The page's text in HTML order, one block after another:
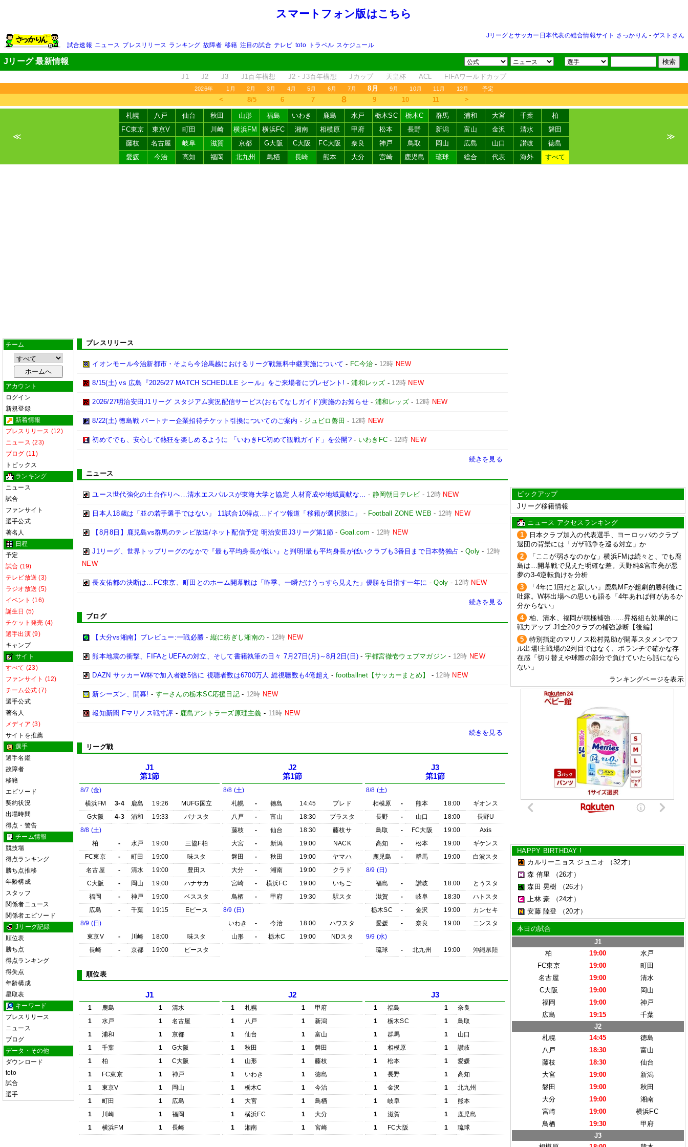
スマートフォン版はこちら
Jリーグとサッカー日本代表の総合情報サイト さっかりん - ゲストさん
試合速報 ニュース プレスリリース ランキング 故障者 移籍 注目の試合 テレビ toto トラベル スケジュール
Jリーグ 最新情報
J1 J2 J3 J1百年構想 J2・J3百年構想 Jカップ 天皇杯 ACL FIFAワールドカップ
2026年 1月 2月 3月 4月 5月 6月 7月 8月 9月 10月 11月 12月 予定
＜ 8/5 6 7 8 9 10 11 ＞
≪
札幌 八戸 仙台 秋田 山形 福島 いわき 鹿島 水戸 栃木SC 栃木C 群馬 浦和 大宮 千葉
柏
FC東京
東京V 町田 川崎 横浜FM 横浜FC 湘南 相模原 甲府 松本 長野 新潟 富山 金沢 清水
磐田
藤枝
名古屋 岐阜 滋賀 京都 G大阪 C大阪 FC大阪 奈良 神戸 鳥取 岡山 広島 山口 讃岐
徳島
愛媛
今治 高知 福岡 北九州 鳥栖 長崎 熊本 大分 宮崎 鹿児島 琉球 総合 代表 海外 すべて
≫
チーム
アカウント
ログイン
新規登録
新着情報
プレスリリース (12)
ニュース (23)
ブログ (11)
トピックス
ランキング
ニュース
試合
ファンサイト
選手公式
著名人
日程
予定
試合 (19)
テレビ放送 (3)
ラジオ放送 (5)
イベント (16)
誕生日 (5)
チケット発売 (4)
選手出演 (9)
キャンプ
サイト
すべて (23)
ファンサイト (12)
チーム公式 (7)
選手公式
著名人
メディア (3)
サイトを推薦
選手
選手名鑑
故障者
移籍
エピソード
契約状況
出場時間
得点・警告
チーム情報
競技場
得点ランキング
勝ち点推移
年齢構成
スタッフ
関係者ニュース
関係者エピソード
Jリーグ記録
順位表
勝ち点
得点ランキング
得失点
年齢構成
星取表
キーワード
プレスリリース
ニュース
ブログ
データ・その他
ダウンロード
toto
試合
選手
プレスリリース
イオンモール今治新都市・そよら今治馬越におけるリーグ戦無料中継実施について - FC今治 - 12時 NEW
8/15(土) vs 広島『2026/27 MATCH SCHEDULE シール』をご来場者にプレゼント! -浦和レッズ - 12時 NEW
2026/27明治安田J1リーグ スタジアム実況配信サービス(おもてなしガイド)実施のお知らせ- 浦和レッズ- 12時 NEW
8/22(土) 徳島戦 パートナー企業招待チケット引換についてのご案内 - ジュビロ磐田 - 12時 NEW
初めてでも、安心して熱狂を楽しめるように 「いわきFC初めて観戦ガイド」を公開?- いわきFC - 12時 NEW
続きを見る
ニュース
ユース世代強化の土台作りへ…清水エスパルスが東海大学と協定 人材育成や地域貢献な... - 静岡朝日テレビ - 12時 NEW
日本人18歳は「並の若手選手ではない」 11試合10得点…ドイツ報道「移籍が選択肢に」 - Football ZONE WEB - 12時 NEW
【8月8日】鹿児島vs群馬のテレビ放送/ネット配信予定 明治安田J3リーグ第1節 - Goal.com - 12時 NEW
J1リーグ、世界トップリーグのなかで『最も平均身長が低い』と判明!最も平均身長が低いクラブも3番目まで日本勢独占 -Qoly - 12時
NEW
長友佑都の決断は…FC東京、町田とのホーム開幕戦は「昨季、一瞬だけうっすら見えた」優勝を目指す一年に -Qoly - 12時 NEW
続きを見る
ブログ
【大分vs湘南】プレビュー:一戦必勝 - 縦に紡ぎし湘南の - 12時 NEW
熊本地震の衝撃、FIFAとUEFAの対立、そして書籍執筆の日々 7月27日(月)～8月2日(日) - 宇都宮徹壱ウェブマガジン - 12時 NEW
DAZN サッカーW杯で加入者数5倍に 視聴者数は6700万人 総視聴数も4億超え -footballnet【サッカーまとめ】 - 12時 NEW
新シーズン、開幕! - すーさんの栃木SC応援日記- 12時 NEW
報知新聞 Fマリノス戦寸評 - 鹿島アントラーズ原理主義 - 11時 NEW
続きを見る
リーグ戦
J1
第1節
8/7 (金)
横浜FM
3-4 鹿島 19:26
MUFG国立
G大阪
4-3 浦和 19:33
パナスタ
8/8 (土)
柏
- 水戸 19:00
三協F柏
FC東京
- 町田 19:00
味スタ
名古屋
- 清水 19:00
豊田ス
C大阪
- 岡山 19:00
ハナサカ
福岡
- 神戸 19:00
ベススタ
広島
- 千葉 19:15
Eピース
8/9 (日)
東京V
- 川崎 18:00
味スタ
長崎
- 京都 19:00 ピースタ
J2
第1節
8/8 (土)
札幌
- 徳島 14:45
プレド
八戸
- 富山 18:30
プラスタ
藤枝
- 仙台 18:30
藤枝サ
大宮
- 新潟 19:00
NACK
磐田
- 秋田 19:00
ヤマハ
大分
- 湘南 19:00
クラド
宮崎
- 横浜FC 19:00
いちご
鳥栖
- 甲府 19:30
駅スタ
8/9 (日)
いわき
- 今治 18:00
ハワスタ
山形
- 栃木C 19:00 NDスタ
J3
第1節
8/8 (土)
相模原
- 熊本 18:00
ギオンス
長野
- 山口 18:00
長野U
鳥取
- FC大阪 19:00
Axis
高知
- 松本 19:00
ギケンス
鹿児島
- 群馬 19:00
白波スタ
8/9 (日)
福島
- 讃岐 18:00
とうスタ
滋賀
- 岐阜 18:30
ハトスタ
栃木SC
- 金沢 19:00
カンセキ
愛媛
- 奈良 19:00
ニンスタ
9/9 (水)
琉球
- 北九州 19:00 沖縄県陸
順位表
J1
1 鹿島 1
清水
1
水戸 1
名古屋
1
浦和 1
京都
1
千葉 1
G大阪
1
柏 1
C大阪
1
FC東京 1
神戸
1
東京V 1
岡山
1
町田 1
広島
1
川崎 1
福岡
1
横浜FM 1 長崎
J2
1 札幌 1
甲府
1
八戸 1
新潟
1
仙台 1
富山
1
秋田 1
磐田
1
山形 1
藤枝
1
いわき 1
徳島
1
栃木C 1
今治
1
大宮 1
鳥栖
1
横浜FC 1
大分
1
湘南 1 宮崎
J3
1 福島 1
奈良
1
栃木SC 1
鳥取
1
群馬 1
山口
1
相模原 1
讃岐
1
松本 1
愛媛
1
長野 1
高知
1
金沢 1
北九州
1
岐阜 1
熊本
1
滋賀 1
鹿児島
1
FC大阪 1 琉球
ピックアップ
Jリーグ移籍情報
ニュース アクセスランキング
1
日本クラブ加入の代表選手、ヨーロッパのクラブ
退団の背景には「ガザ戦争を巡る対立」か
2
「ここが弱さなのかな」横浜FMは続々と、でも鹿
島は…開幕戦で見えた明確な差。天野純&宮市亮が悪
夢の3-4逆転負けを分析
3
「4年に1回だと寂しい」鹿島MFが超劇的勝利後に
吐露。W杯出場への思いも語る「4年あれば何があるか
分からない」
4
柏、清水、福岡が積極補強……昇格組も効果的に
戦力アップ J1全20クラブの補強診断【後編】
5
特別指定のマリノス松村晃助が開幕スタメンでフ
ル出場!主戦場の2列目ではなく、ボランチで確かな存
在感「切り替えや球際の部分で負けていたら話になら
ない」
ランキングページを表示
HAPPY BIRTHDAY !
カルリーニョス ジュニオ
（32才）
森 侑里
（26才）
森田 晃樹
（26才）
上林 豪
（24才）
安藤 陸登
（20才）
本日の試合
J1
柏
19:00
水戸
FC東京
19:00
町田
名古屋
19:00
清水
C大阪
19:00
岡山
福岡
19:00
神戸
広島
19:15
千葉
J2
札幌
14:45
徳島
八戸
18:30
富山
藤枝
18:30
仙台
大宮
19:00
新潟
磐田
19:00
秋田
大分
19:00
湘南
宮崎
19:00
横浜FC
鳥栖
19:30
甲府
J3